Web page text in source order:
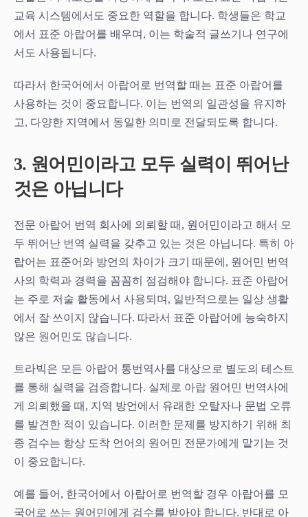
교육 시스템에서도 중요한 역할을 합니다. 학생들은 학교
에서 표준 아랍어를 배우며, 이는 학술적 글쓰기나 연구에
서도 사용됩니다.
따라서 한국어에서 아랍어로 번역할 때는 표준 아랍어를
사용하는 것이 중요합니다. 이는 번역의 일관성을 유지하
고, 다양한 지역에서 동일한 의미로 전달되도록 합니다.
3. 원어민이라고 모두 실력이 뛰어난
것은 아닙니다
전문 아랍어 번역 회사에 의뢰할 때, 원어민이라고 해서 모
두 뛰어난 번역 실력을 갖추고 있는 것은 아닙니다. 특히 아
랍어는 표준어와 방언의 차이가 크기 때문에, 원어민 번역
사의 학력과 경력을 꼼꼼히 점검해야 합니다. 표준 아랍어
는 주로 저술 활동에서 사용되며, 일반적으로는 일상 생활
에서 잘 쓰이지 않습니다. 따라서 표준 아랍어에 능숙하지
않은 원어민도 많습니다.
트라빅은 모든 아랍어 통번역사를 대상으로 별도의 테스트
를 통해 실력을 검증합니다. 실제로 아랍 원어민 번역사에
게 의뢰했을 때, 지역 방언에서 유래한 오탈자나 문법 오류
를 발견한 적이 있습니다. 이러한 문제를 방지하기 위해 최
종 검수는 항상 도착 언어의 원어민 전문가에게 맡기는 것
이 중요합니다.
예를 들어, 한국어에서 아랍어로 번역할 경우 아랍어를 모
국어로 쓰는 원어민에게 검수를 받아야 합니다. 반대로 아